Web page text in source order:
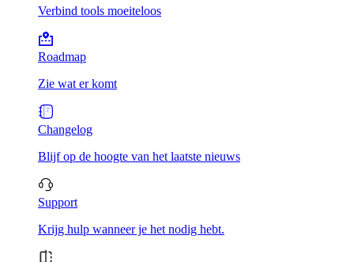
Verbind tools moeiteloos
Roadmap
Zie wat er komt
Changelog
Blijf op de hoogte van het laatste nieuws
Support
Krijg hulp wanneer je het nodig hebt.